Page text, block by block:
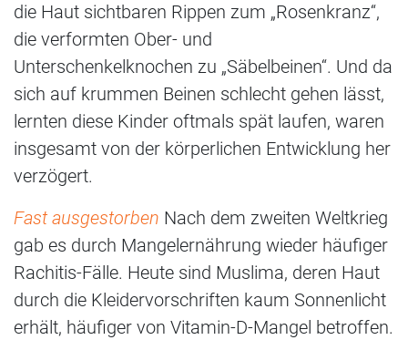
die Haut sichtbaren Rippen zum „Rosenkranz“,
die verformten Ober- und
Unterschenkelknochen zu „Säbelbeinen“. Und da
sich auf krummen Beinen schlecht gehen lässt,
lernten diese Kinder oftmals spät laufen, waren
insgesamt von der körperlichen Entwicklung her
verzögert.
Fast ausgestorben Nach dem zweiten Weltkrieg
gab es durch Mangelernährung wieder häufiger
Rachitis-Fälle. Heute sind Muslima, deren Haut
durch die Kleidervorschriften kaum Sonnenlicht
erhält, häufiger von Vitamin-D-Mangel betroffen.